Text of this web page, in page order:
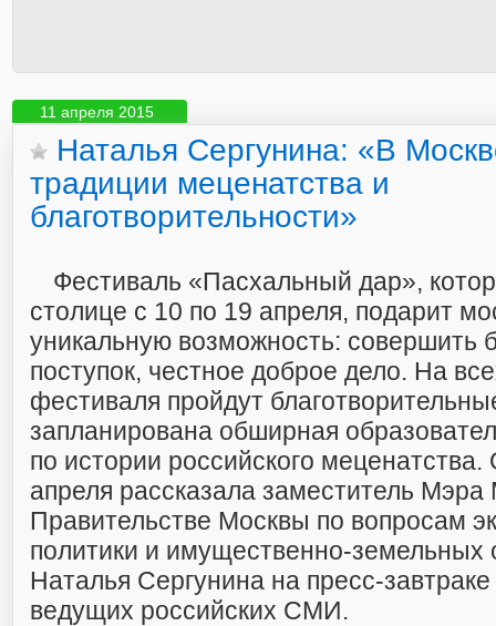
11 апреля 2015
Наталья Сергунина: «В
традиции меценатства и
благотворительности»
Фестиваль «Пасхальный дар»,
столице с 10 по 19 апреля, подарит
уникальную возможность: совершить
поступок, честное доброе дело. На
фестиваля пройдут
запланирована обширная
по истории российского
апреля рассказала заместитель
Правительстве Москвы по вопросам
политики и имущественно-земельных
Наталья Сергунина на пресс-
ведущих российских СМИ.